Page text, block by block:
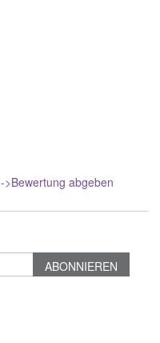
->Bewertung abgeben
ABONNIEREN